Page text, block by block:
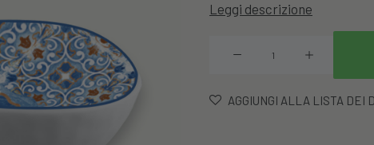
era:
12,99 €.
Leggi descrizione
Portata
AGGIUNGI ALLA LISTA DEI